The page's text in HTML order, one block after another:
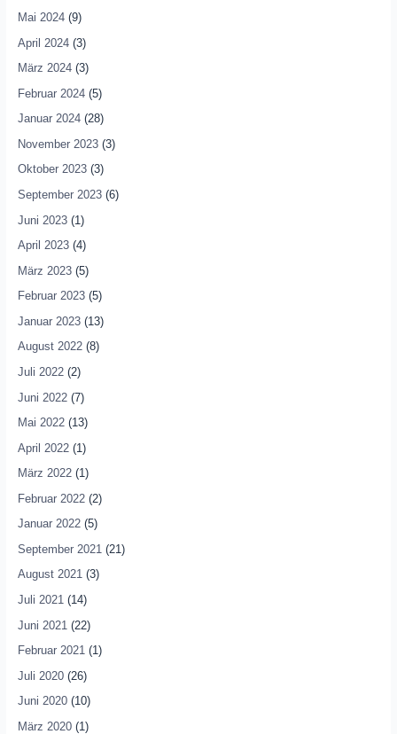
Mai 2024(9)
April 2024(3)
März 2024(3)
Februar 2024(5)
Januar 2024(28)
November 2023(3)
Oktober 2023(3)
September 2023(6)
Juni 2023(1)
April 2023(4)
März 2023(5)
Februar 2023(5)
Januar 2023(13)
August 2022(8)
Juli 2022(2)
Juni 2022(7)
Mai 2022(13)
April 2022(1)
März 2022(1)
Februar 2022(2)
Januar 2022(5)
September 2021 (21)
August 2021(3)
Juli 2021(14)
Juni 2021 (22)
Februar 2021(1)
Juli 2020(26)
Juni 2020(10)
März 2020(1)